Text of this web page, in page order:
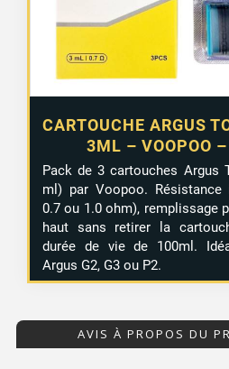
CARTOUCHE ARGUS
3ML – VOOPOO
Pack de 3 cartouches Argus
ml) par Voopoo. Résistance
0.7 ou 1.0 ohm), remplissage
haut sans retirer la
durée de vie de 100ml.
Argus G2, G3 ou P2.
AVIS À PROPOS DU